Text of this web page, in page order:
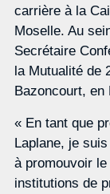
carrière à la
Moselle. Au
Secrétaire
la Mutualité de
Bazoncourt, en
« En tant que
Laplane, je
à promouvoir
institutions de